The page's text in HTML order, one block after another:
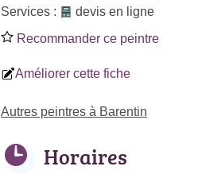
Services :
devis en ligne
Recommander ce peintre
Améliorer cette fiche
Autres peintres à Barentin
Horaires